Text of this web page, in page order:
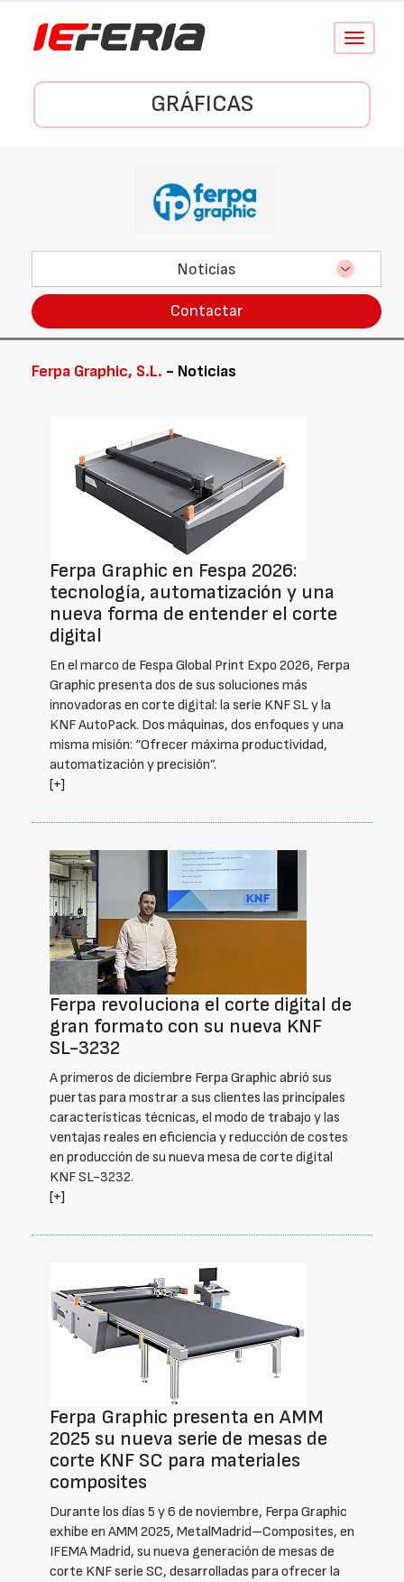
Conmutar
GRÁFICAS
Noticias
Contactar
Ferpa Graphic, S.L. - Noticias
Ferpa Graphic en Fespa 2026:
tecnología, automatización y una
nueva forma de entender el corte
digital
En el marco de Fespa Global Print Expo 2026, Ferpa
Graphic presenta dos de sus soluciones más
innovadoras en corte digital: la serie KNF SL y la
KNF AutoPack. Dos máquinas, dos enfoques y una
misma misión: “Ofrecer máxima productividad,
automatización y precisión”.
[+]
Ferpa revoluciona el corte digital de
gran formato con su nueva KNF
SL-3232
A primeros de diciembre Ferpa Graphic abrió sus
puertas para mostrar a sus clientes las principales
características técnicas, el modo de trabajo y las
ventajas reales en eficiencia y reducción de costes
en producción de su nueva mesa de corte digital
KNF SL-3232.
[+]
Ferpa Graphic presenta en AMM
2025 su nueva serie de mesas de
corte KNF SC para materiales
composites
Durante los días 5 y 6 de noviembre, Ferpa Graphic
exhibe en AMM 2025, MetalMadrid–Composites, en
IFEMA Madrid, su nueva generación de mesas de
corte KNF serie SC, desarrolladas para ofrecer la